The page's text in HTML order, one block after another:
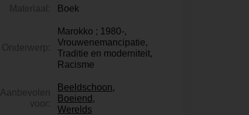
Materiaal: Boek
Onderwerp:
Marokko ; 1980-,
Vrouwenemancipatie,
Traditie en moderniteit,
Racisme
Aanbevolen
voor:
Beeldschoon,
Boeiend ,
Werelds